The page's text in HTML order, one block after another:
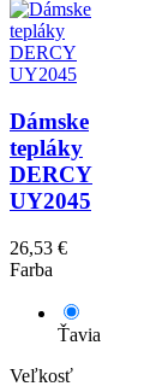
Dámske
tepláky
DERCY
UY2045
26,53 €
Farba
Ťavia
Veľkosť